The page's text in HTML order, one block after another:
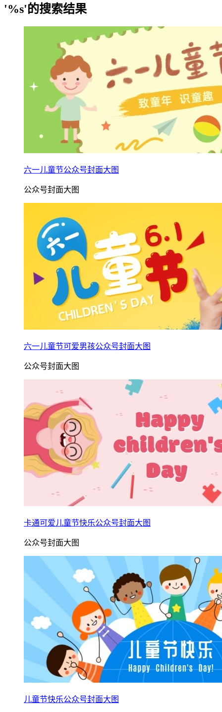
'%s'的搜索结果
六一儿童节公众号封面大图
公众号封面大图
六一儿童节可爱男孩公众号封面大图
公众号封面大图
卡通可爱儿童节快乐公众号封面大图
公众号封面大图
儿童节快乐公众号封面大图